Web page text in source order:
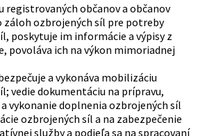
registrovaných občanov a občanov
záloh ozbrojených síl pre potreby
poskytuje im informácie a výpisy z
povoláva ich na výkon mimoriadnej
a vykonáva mobilizáciu
vedie dokumentáciu na prípravu,
vykonanie doplnenia ozbrojených síl
ozbrojených síl a na zabezpečenie
služby a podieľa sa na spracovaní